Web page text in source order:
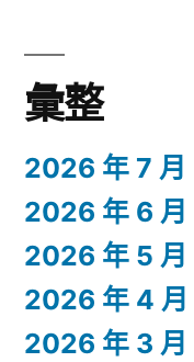
彙整
2026 年 7 月
2026 年 6 月
2026 年 5 月
2026 年 4 月
2026 年 3 月